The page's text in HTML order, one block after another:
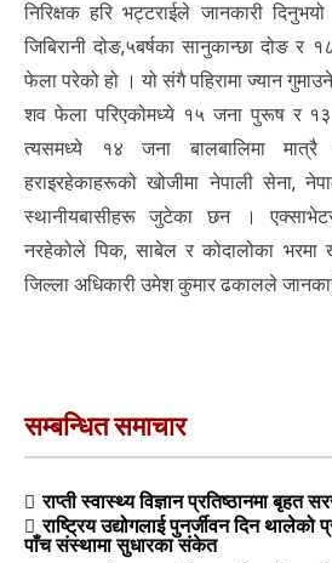
निरिक्षक हरि भट्टराईले जानकारी
जिबिरानी दोङ,५बर्षका सानुकान्छा दोङ र
फेला परेको हो । यो संगै पहिरामा ज्यान
शव फेला परिएकोमध्ये १५ जना पुरूष र
त्यसमध्ये १४ जना बालबालिमा
हराइरहेकाहरूको खोजीमा नेपाली सेना,
स्थानीयबासीहरू जुटेका छन ।
नरहेकोले पिक, साबेल र कोदालोका भरमा
जिल्ला अधिकारी उमेश कुमार ढकालले
सम्बन्धित समाचार
राप्ती स्वास्थ्य विज्ञान प्रतिष्ठानमा बृहत
राष्ट्रिय उद्योगलाई पुनर्जीवन दिन थालेको
पाँच संस्थामा सुधारका संकेत